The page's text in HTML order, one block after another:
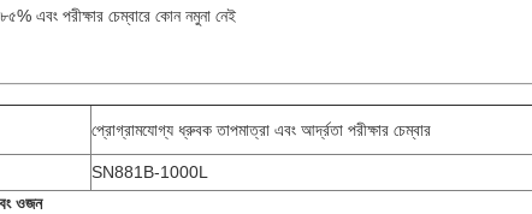
এবং পরীক্ষার চেম্বারে কোন নমুনা নেই
প্রোগ্রামযোগ্য ধ্রুবক তাপমাত্রা এবং আর্দ্রতা পরীক্ষার চেম্বার
SN881B-1000L
ওজন